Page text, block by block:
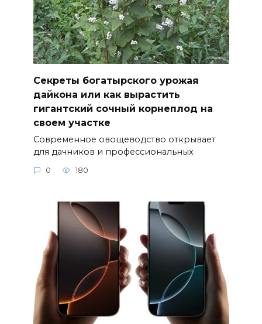
Секреты богатырского урожая
дайкона или как вырастить
гигантский сочный корнеплод на
своем участке
Современное овощеводство открывает
для дачников и профессиональных
0 180